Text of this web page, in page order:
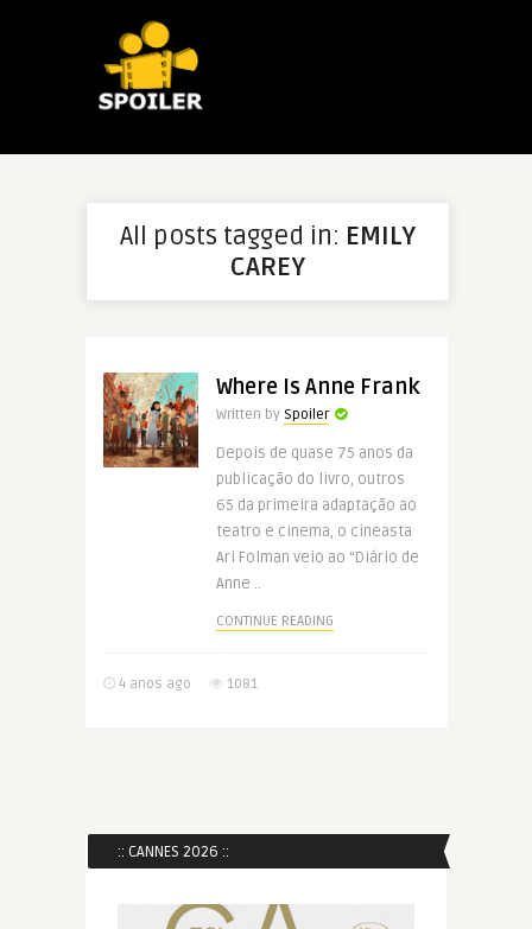
All posts tagged in: EMILY
CAREY
Where Is Anne Frank
Written by Spoiler
Depois de quase 75 anos da
publicação do livro, outros
65 da primeira adaptação ao
teatro e cinema, o cineasta
Ari Folman veio ao “Diário de
Anne ..
CONTINUE READING
4 anos ago 1081
:: CANNES 2026 ::